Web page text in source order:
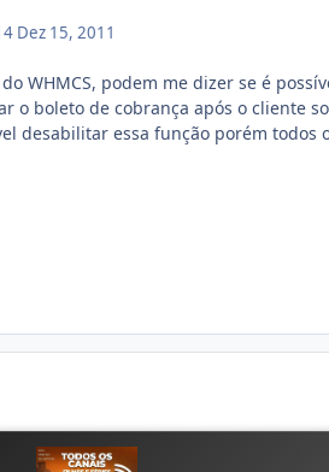
Dez 15, 2011
WHMCS, podem me dizer se é
o boleto de cobrança após o cliente
desabilitar essa função porém todos